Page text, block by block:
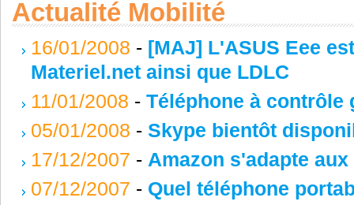
Actualité Mobilité
16/01/2008 - [MAJ] L'ASUS Eee
Materiel.net ainsi que LDLC
11/01/2008 - Téléphone à contrôle
05/01/2008 - Skype bientôt
17/12/2007 - Amazon s'adapte
07/12/2007 - Quel téléphone